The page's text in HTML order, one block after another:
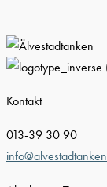
Kontakt
013-39 30 90